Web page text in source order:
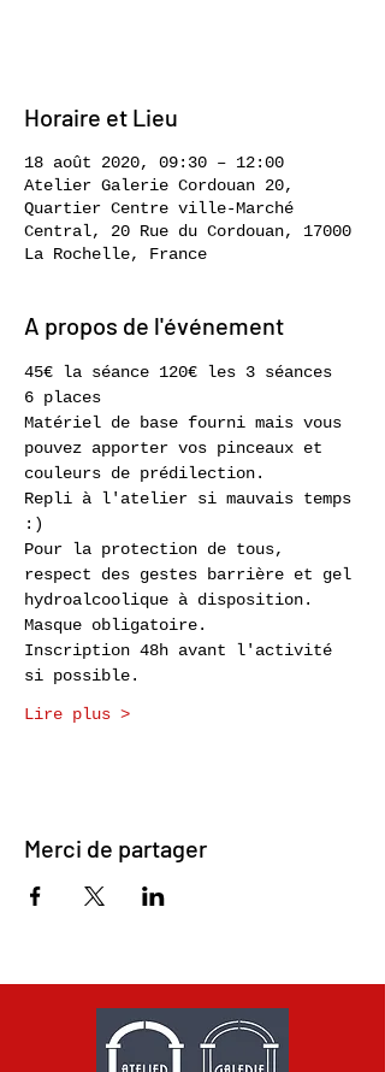
Horaire et Lieu
18 août 2020, 09:30 – 12:00
Atelier Galerie Cordouan 20,
Quartier Centre ville-Marché
Central, 20 Rue du Cordouan, 17000
La Rochelle, France
A propos de l'événement
45€ la séance 120€ les 3 séances
6 places
Matériel de base fourni mais vous
pouvez apporter vos pinceaux et
couleurs de prédilection.
Repli à l'atelier si mauvais temps
:)
Pour la protection de tous,
respect des gestes barrière et gel
hydroalcoolique à disposition.
Masque obligatoire.
Inscription 48h avant l'activité
si possible.
Lire plus >
Merci de partager